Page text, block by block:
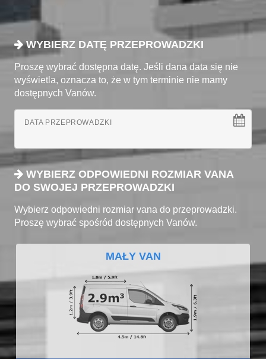
WYBIERZ DATĘ PRZEPROWADZKI
Proszę wybrać dostępna datę. Jeśli dana data się nie
wyświetla, oznacza to, że w tym terminie nie mamy
dostępnych Vanów.
DATA PRZEPROWADZKI
WYBIERZ ODPOWIEDNI ROZMIAR VANA
DO SWOJEJ PRZEPROWADZKI
Wybierz odpowiedni rozmiar vana do przeprowadzki.
Proszę wybrać spośród dostępnych Vanów.
MAŁY VAN